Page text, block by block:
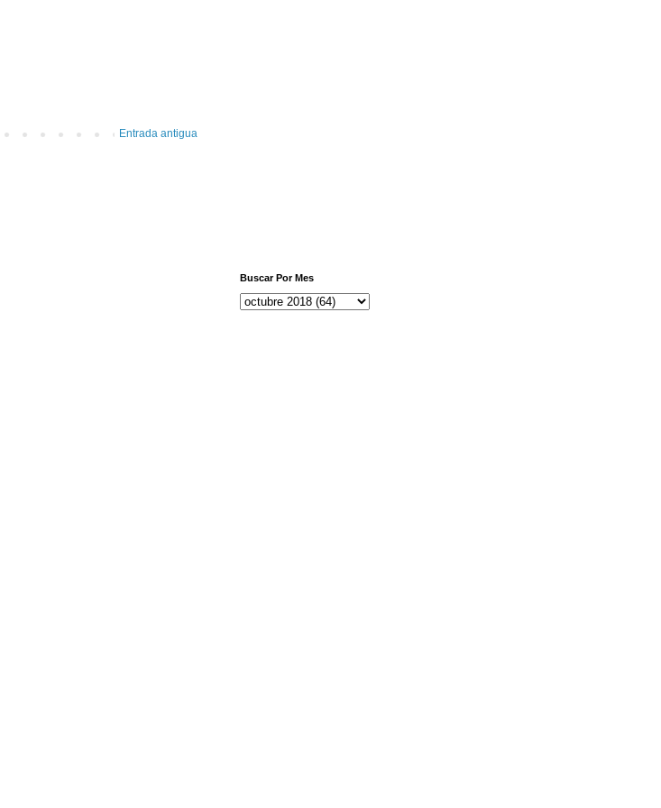
Entrada antigua
Buscar Por Mes